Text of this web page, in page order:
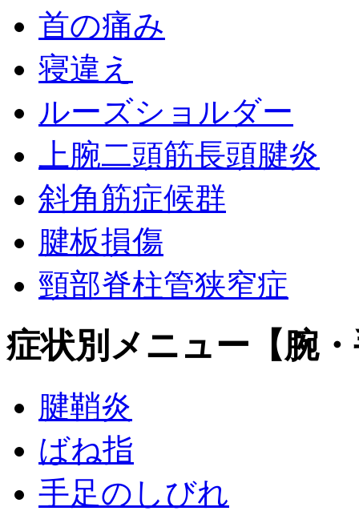
首の痛み
寝違え
ルーズショルダー
上腕二頭筋長頭腱炎
斜角筋症候群
腱板損傷
頸部脊柱管狭窄症
症状別メニュー【腕
腱鞘炎
ばね指
手足のしびれ